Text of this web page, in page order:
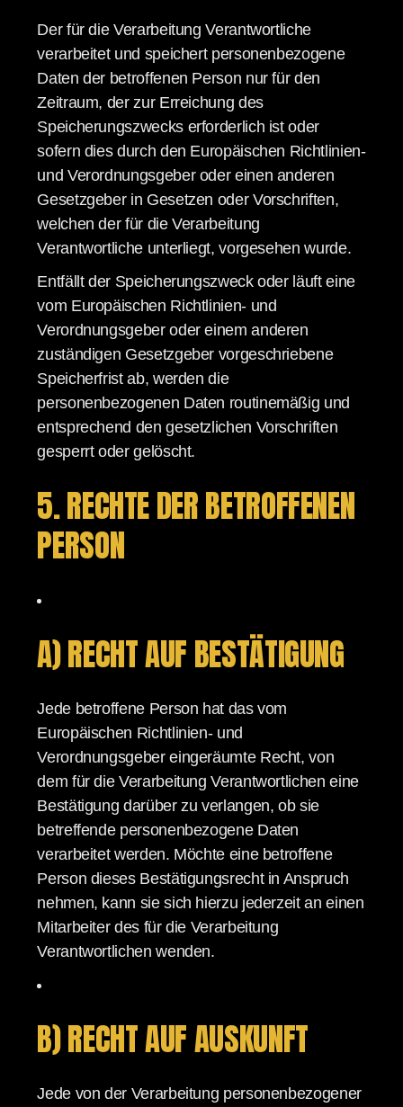
Der für die Verarbeitung Verantwortliche
verarbeitet und speichert personenbezogene
Daten der betroffenen Person nur für den
Zeitraum, der zur Erreichung des
Speicherungszwecks erforderlich ist oder
sofern dies durch den Europäischen Richtlinien-
und Verordnungsgeber oder einen anderen
Gesetzgeber in Gesetzen oder Vorschriften,
welchen der für die Verarbeitung
Verantwortliche unterliegt, vorgesehen wurde.
Entfällt der Speicherungszweck oder läuft eine
vom Europäischen Richtlinien- und
Verordnungsgeber oder einem anderen
zuständigen Gesetzgeber vorgeschriebene
Speicherfrist ab, werden die
personenbezogenen Daten routinemäßig und
entsprechend den gesetzlichen Vorschriften
gesperrt oder gelöscht.
5. RECHTE DER BETROFFENEN
PERSON
A) RECHT AUF BESTÄTIGUNG
Jede betroffene Person hat das vom
Europäischen Richtlinien- und
Verordnungsgeber eingeräumte Recht, von
dem für die Verarbeitung Verantwortlichen eine
Bestätigung darüber zu verlangen, ob sie
betreffende personenbezogene Daten
verarbeitet werden. Möchte eine betroffene
Person dieses Bestätigungsrecht in Anspruch
nehmen, kann sie sich hierzu jederzeit an einen
Mitarbeiter des für die Verarbeitung
Verantwortlichen wenden.
B) RECHT AUF AUSKUNFT
Jede von der Verarbeitung personenbezogener